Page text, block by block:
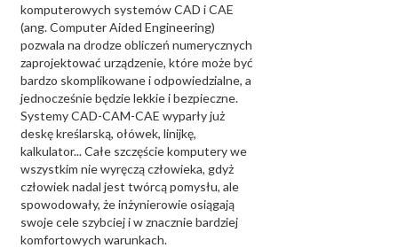
komputerowych systemów CAD i CAE
(ang. Computer Aided Engineering)
pozwala na drodze obliczeń numerycznych
zaprojektować urządzenie, które może być
bardzo skomplikowane i odpowiedzialne, a
jednocześnie będzie lekkie i bezpieczne.
Systemy CAD-CAM-CAE wyparły już
deskę kreślarską, ołówek, linijkę,
kalkulator... Całe szczęście komputery we
wszystkim nie wyręczą człowieka, gdyż
człowiek nadal jest twórcą pomysłu, ale
spowodowały, że inżynierowie osiągają
swoje cele szybciej i w znacznie bardziej
komfortowych warunkach.